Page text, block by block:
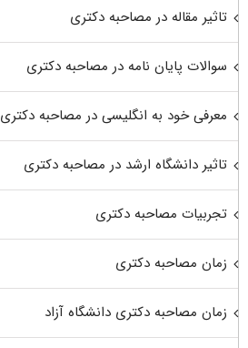
تاثیر مقاله در مصاحبه دکتری
سوالات پایان نامه در مصاحبه دکتری
معرفی خود به انگلیسی در مصاحبه دکتری
تاثیر دانشگاه ارشد در مصاحبه دکتری
تجربیات مصاحبه دکتری
زمان مصاحبه دکتری
زمان مصاحبه دکتری دانشگاه آزاد